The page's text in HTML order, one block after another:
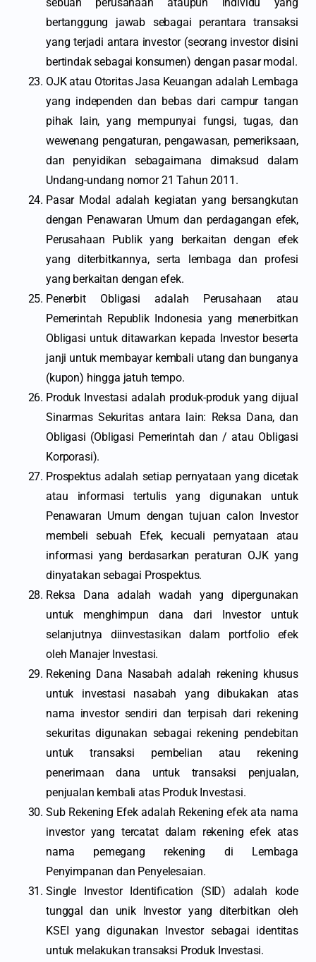
bertanggung jawab sebagai perantara transaksi
yang terjadi antara investor (seorang investor disini
bertindak sebagai konsumen) dengan pasar modal.
OJK atau Otoritas Jasa Keuangan adalah Lembaga
yang independen dan bebas dari campur tangan
pihak lain, yang mempunyai fungsi, tugas, dan
wewenang pengaturan, pengawasan, pemeriksaan,
dan penyidikan sebagaimana dimaksud dalam
Undang-undang nomor 21 Tahun 2011.
Pasar Modal adalah kegiatan yang bersangkutan
dengan Penawaran Umum dan perdagangan efek,
Perusahaan Publik yang berkaitan dengan efek
yang diterbitkannya, serta lembaga dan profesi
yang berkaitan dengan efek.
Penerbit Obligasi adalah Perusahaan atau
Pemerintah Republik Indonesia yang menerbitkan
Obligasi untuk ditawarkan kepada Investor beserta
janji untuk membayar kembali utang dan bunganya
(kupon) hingga jatuh tempo.
Produk Investasi adalah produk-produk yang dijual
Sinarmas Sekuritas antara lain: Reksa Dana, dan
Obligasi (Obligasi Pemerintah dan / atau Obligasi
Korporasi).
Prospektus adalah setiap pernyataan yang dicetak
atau informasi tertulis yang digunakan untuk
Penawaran Umum dengan tujuan calon Investor
membeli sebuah Efek, kecuali pernyataan atau
informasi yang berdasarkan peraturan OJK yang
dinyatakan sebagai Prospektus.
Reksa Dana adalah wadah yang dipergunakan
untuk menghimpun dana dari Investor untuk
selanjutnya diinvestasikan dalam portfolio efek
oleh Manajer Investasi.
Rekening Dana Nasabah adalah rekening khusus
untuk investasi nasabah yang dibukakan atas
nama investor sendiri dan terpisah dari rekening
sekuritas digunakan sebagai rekening pendebitan
untuk transaksi pembelian atau rekening
penerimaan dana untuk transaksi penjualan,
penjualan kembali atas Produk Investasi.
Sub Rekening Efek adalah Rekening efek ata nama
investor yang tercatat dalam rekening efek atas
nama pemegang rekening di Lembaga
Penyimpanan dan Penyelesaian.
Single Investor Identification (SID) adalah kode
tunggal dan unik Investor yang diterbitkan oleh
KSEI yang digunakan Investor sebagai identitas
untuk melakukan transaksi Produk Investasi.